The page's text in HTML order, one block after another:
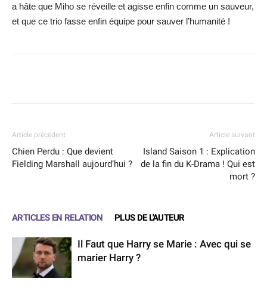
a hâte que Miho se réveille et agisse enfin comme un sauveur,
et que ce trio fasse enfin équipe pour sauver l’humanité !
Article précédent
Chien Perdu : Que devient
Fielding Marshall aujourd’hui ?
Article suivant
Island Saison 1 : Explication
de la fin du K-Drama ! Qui est
mort ?
ARTICLES EN RELATION PLUS DE L'AUTEUR
Il Faut que Harry se Marie : Avec qui se
marier Harry ?